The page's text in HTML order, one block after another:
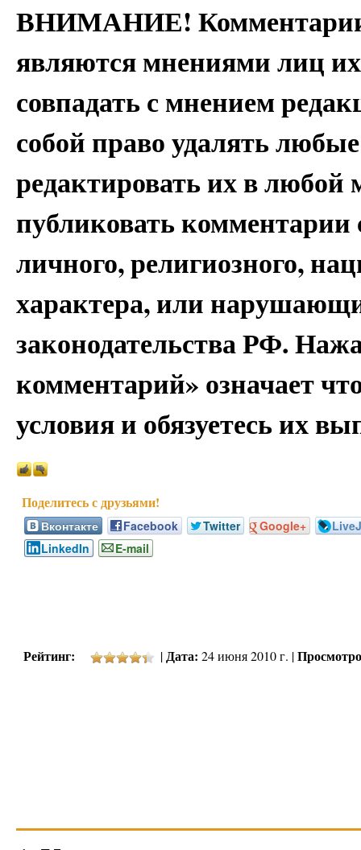
ВНИМАНИЕ! Комментарии
являются мнениями лиц
совпадать с мнением
собой право удалять
редактировать их в
публиковать
личного, религиозного,
характера, или
законодательства РФ.
комментарий» означает
условия и обязуетесь их
Вконтакте Facebook Twitter Google+
LinkedIn
E-mail
Рейтинг: | Дата: 24 июня 2010 г. |